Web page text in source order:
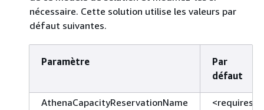
nécessaire. Cette solution utilise les valeurs par
défaut suivantes.
Paramètre
Par
défaut
AthenaCapacityReservationName
<requires